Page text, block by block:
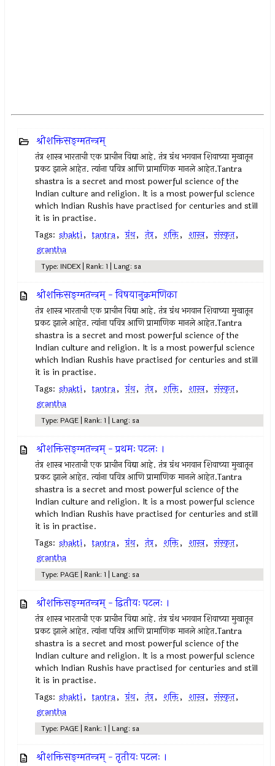
श्रीशक्तिसङ्ग्मतन्त्रम्
तंत्र शास्त्र भारताची एक प्राचीन विद्या आहे. तंत्र ग्रंथ भगवान शिवाच्या मुखातून
प्रकट झाले आहेत. त्यांना पवित्र आणि प्रामाणिक मानले आहेत.Tantra
shastra is a secret and most powerful science of the
Indian culture and religion. It is a most powerful science
which Indian Rushis have practised for centuries and still
it is in practise.
Tags: shakti, tantra, ग्रंथ, तंत्र, शक्ति, शास्त्र, संस्कृत,
grantha
Type: INDEX | Rank: 1 | Lang: sa
श्रीशक्तिसङ्ग्मतन्त्रम् - विषयानुक्रमणिका
तंत्र शास्त्र भारताची एक प्राचीन विद्या आहे. तंत्र ग्रंथ भगवान शिवाच्या मुखातून
प्रकट झाले आहेत. त्यांना पवित्र आणि प्रामाणिक मानले आहेत.Tantra
shastra is a secret and most powerful science of the
Indian culture and religion. It is a most powerful science
which Indian Rushis have practised for centuries and still
it is in practise.
Tags: shakti, tantra, ग्रंथ, तंत्र, शक्ति, शास्त्र, संस्कृत,
grantha
Type: PAGE | Rank: 1 | Lang: sa
श्रीशक्तिसङ्ग्मतन्त्रम् - प्रथमः पटलः ।
तंत्र शास्त्र भारताची एक प्राचीन विद्या आहे. तंत्र ग्रंथ भगवान शिवाच्या मुखातून
प्रकट झाले आहेत. त्यांना पवित्र आणि प्रामाणिक मानले आहेत.Tantra
shastra is a secret and most powerful science of the
Indian culture and religion. It is a most powerful science
which Indian Rushis have practised for centuries and still
it is in practise.
Tags: shakti, tantra, ग्रंथ, तंत्र, शक्ति, शास्त्र, संस्कृत,
grantha
Type: PAGE | Rank: 1 | Lang: sa
श्रीशक्तिसङ्ग्मतन्त्रम् - द्वितीयः पटलः ।
तंत्र शास्त्र भारताची एक प्राचीन विद्या आहे. तंत्र ग्रंथ भगवान शिवाच्या मुखातून
प्रकट झाले आहेत. त्यांना पवित्र आणि प्रामाणिक मानले आहेत.Tantra
shastra is a secret and most powerful science of the
Indian culture and religion. It is a most powerful science
which Indian Rushis have practised for centuries and still
it is in practise.
Tags: shakti, tantra, ग्रंथ, तंत्र, शक्ति, शास्त्र, संस्कृत,
grantha
Type: PAGE | Rank: 1 | Lang: sa
श्रीशक्तिसङ्ग्मतन्त्रम् - तृतीयः पटलः ।